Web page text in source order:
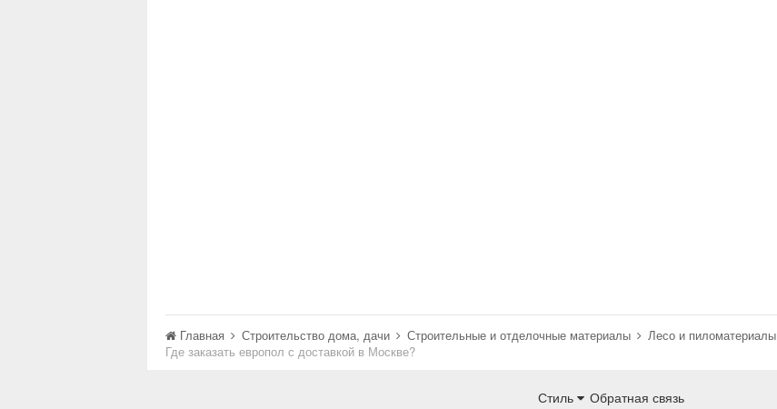
Главная Строительство дома, дачи Строительные и отделочные материалы
Лесо и пиломатериалы
Где заказать европол с доставкой в Москве?
Стиль Обратная связь